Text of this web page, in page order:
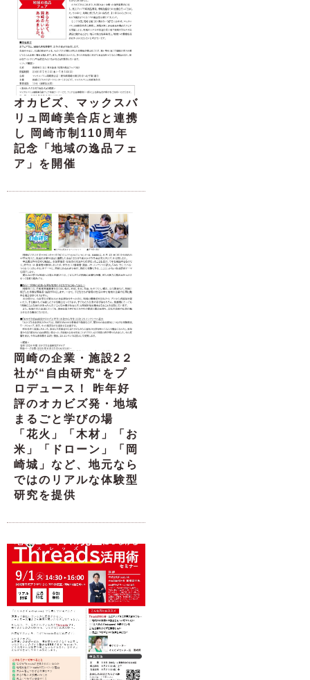
オカビズ、マックスバ
リュ岡崎美合店と連携
し 岡崎市制110周年
記念「地域の逸品フェ
ア」を開催
岡崎の企業・施設2２
社が“自由研究“をプ
ロデュース！ 昨年好
評のオカビズ発・地域
まるごと学びの場
「花火」「木材」「お
米」「ドローン」「岡
崎城」など、地元なら
ではのリアルな体験型
研究を提供